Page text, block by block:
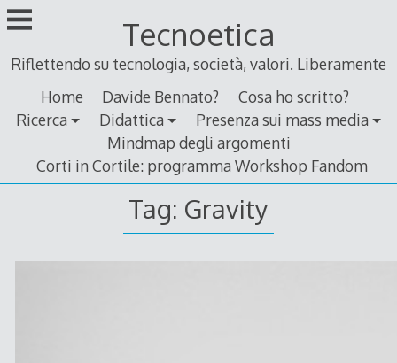
Skip
to
Tecnoetica
Riflettendo su tecnologia, società, valori. Liberamente
Home
Davide Bennato?
Cosa ho scritto?
Ricerca
Didattica
Presenza sui mass media
Mindmap degli argomenti
Corti in Cortile: programma Workshop Fandom
Tag: Gravity